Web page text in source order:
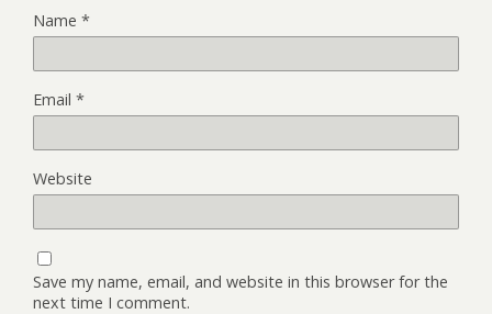
Name *
Email *
Website
Save my name, email, and website in this browser for the
next time I comment.